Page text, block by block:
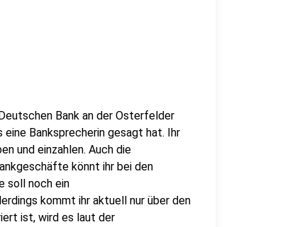
Bank an der Osterfelder
Banksprecherin gesagt hat. Ihr
und einzahlen. Auch die
könnt ihr bei den
soll noch ein
kommt ihr aktuell nur über den
ist, wird es laut der